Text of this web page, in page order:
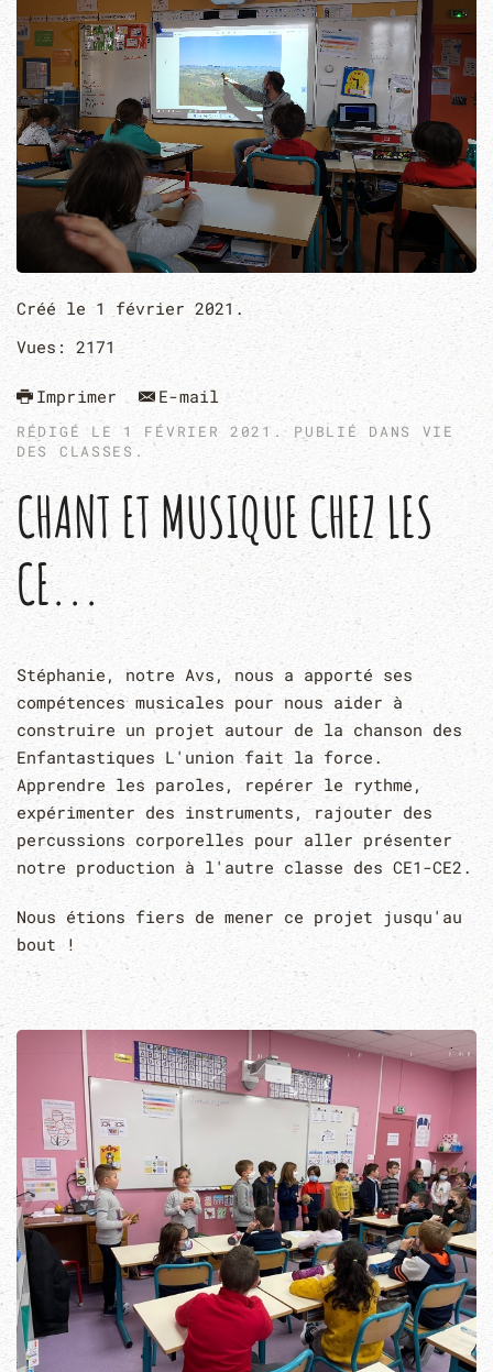
Créé le1 février 2021 .
Vues: 2171
Imprimer E-mail
RÉDIGÉ LE 1 FÉVRIER 2021 . PUBLIÉ DANS VIE
DES CLASSES .
CHANT ET MUSIQUE CHEZ LES
CE...
Stéphanie, notre Avs, nous a apporté ses
compétences musicales pour nous aider à
construire un projet autour de la chanson des
Enfantastiques L'union fait la force.
Apprendre les paroles, repérer le rythme,
expérimenter des instruments, rajouter des
percussions corporelles pour aller présenter
notre production à l'autre classe des CE1-CE2.
Nous étions fiers de mener ce projet jusqu'au
bout !